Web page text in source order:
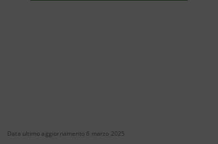
Data ultimo aggiornamento 6 marzo 2025